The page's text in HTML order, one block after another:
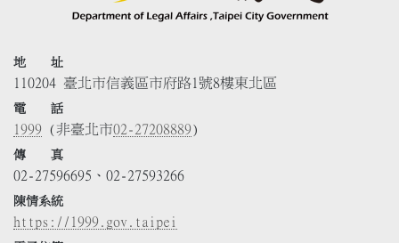
地 址
110204 臺北市信義區市府路1號8樓東北區
電 話
1999 (非臺北市02-27208889)
傳 真
02-27596695、02-27593266
陳情系統
https://1999.gov.taipei